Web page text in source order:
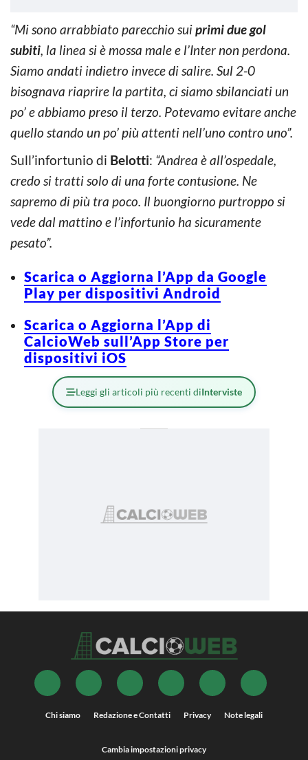
“Mi sono arrabbiato parecchio suiprimi due gol
subiti, la linea si è mossa male e l’Inter non perdona.
Siamo andati indietro invece di salire. Sul 2-0
bisognava riaprire la partita, ci siamo sbilanciati un
po’ e abbiamo preso il terzo. Potevamo evitare anche
quello stando un po’ più attenti nell’uno contro uno”.
Sull’infortunio di Belotti: “Andrea è all’ospedale,
credo si tratti solo di una forte contusione. Ne
sapremo di più tra poco. Il buongiorno purtroppo si
vede dal mattino e l’infortunio ha sicuramente
pesato”.
Scarica o Aggiorna l’App da Google
Play per dispositivi Android
Scarica o Aggiorna l’App di
CalcioWeb sull’App Store per
dispositivi iOS
Leggi gli articoli più recenti diInterviste
Chi siamo Redazione e Contatti Privacy Note legali
Cambia impostazioni privacy